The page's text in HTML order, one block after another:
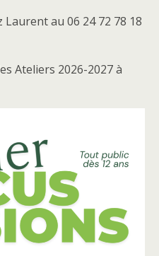
au 06 24 72 78 18
Ateliers 2026-2027 à